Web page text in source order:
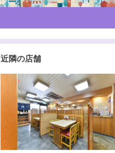
近隣の店舗